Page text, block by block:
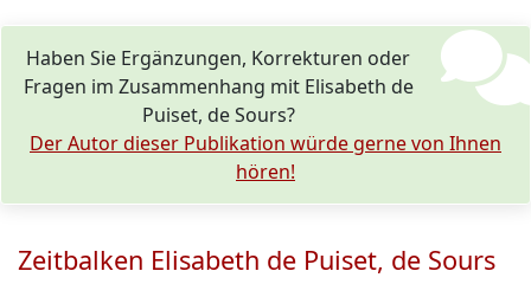
Haben Sie Ergänzungen, Korrekturen oder
Fragen im Zusammenhang mit Elisabeth de
Puiset, de Sours?
Der Autor dieser Publikation würde gerne von Ihnen
hören!
Zeitbalken Elisabeth de Puiset, de Sours